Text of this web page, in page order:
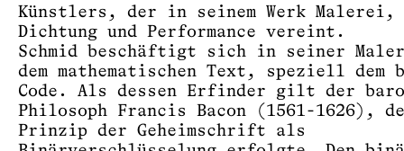
Künstlers, der in seinem Werk Malerei,
Dichtung und Performance vereint.
Schmid beschäftigt sich in seiner
dem mathematischen Text, speziell dem
Code. Als dessen Erfinder gilt der
Philosoph Francis Bacon (1561-1626),
Prinzip der Geheimschrift als